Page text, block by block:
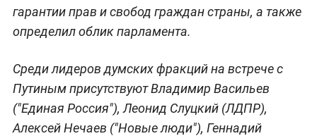
гарантии прав и свобод граждан страны, а также
определил облик парламента.
Среди лидеров думских фракций на встрече с
Путиным присутствуют Владимир Васильев
("Единая Россия"), Леонид Слуцкий (ЛДПР),
Алексей Нечаев ("Новые люди"), Геннадий